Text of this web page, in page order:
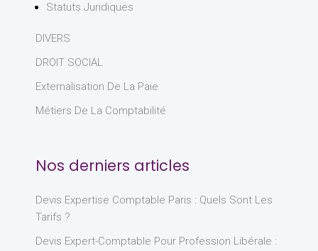
Statuts Juridiques
DIVERS
DROIT SOCIAL
Externalisation De La Paie
Métiers De La Comptabilité
Nos derniers articles
Devis Expertise Comptable Paris : Quels Sont Les
Tarifs ?
Devis Expert-Comptable Pour Profession Libérale :